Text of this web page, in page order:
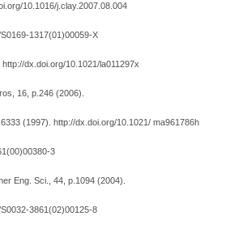
10.1016/j.clay.2007.08.004
1317(01)00059-X
dx.doi.org/10.1021/la011297x
16, p.246 (2006).
(1997). http://dx.doi.org/10.1021/ ma961786h
3
Eng. Sci., 44, p.1094 (2004).
3861(02)00125-8